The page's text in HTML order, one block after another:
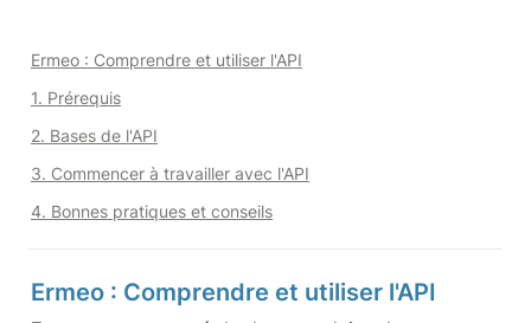
Ermeo : Comprendre et utiliser l'API
1. Prérequis
2. Bases de l'API
3. Commencer à travailler avec l'API
4. Bonnes pratiques et conseils
Ermeo : Comprendre et utiliser l'API